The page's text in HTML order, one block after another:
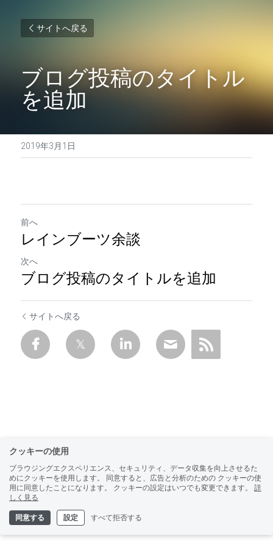
サイトへ戻る
ブログ投稿のタイトル
を追加
2019年3月1日
前へ
レインブーツ余談
次へ
ブログ投稿のタイトルを追加
サイトへ戻る
クッキーの使用
ブラウジングエクスペリエンス、セキュリティ、データ収集を向上させるた
めにクッキーを使用します。 同意すると、広告と分析のための クッキーの使
用に同意したことになります。 クッキーの設定はいつでも変更できます。
詳
しく見る
同意する 設定 すべて拒否する